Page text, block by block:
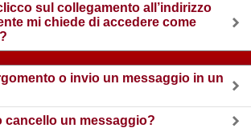
sul collegamento all’indirizzo
mi chiede di accedere come
o invio un messaggio in un
cancello un messaggio?